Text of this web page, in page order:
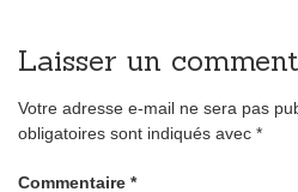
Laisser un
Votre adresse e-mail ne sera pas
obligatoires sont indiqués avec *
Commentaire *